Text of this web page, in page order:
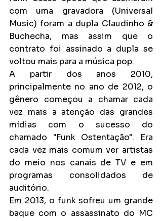
com uma gravadora (Universal
Music) foram a dupla Claudinho &
Buchecha, mas assim que o
contrato foi assinado a dupla se
voltou mais para a música pop.
A partir dos anos 2010,
principalmente no ano de 2012, o
gênero começou a chamar cada
vez mais a atenção das grandes
mídias com o sucesso do
chamado "Funk Ostentação". Era
cada vez mais comum ver artistas
do meio nos canais de TV e em
programas consolidados de
auditório.
Em 2013, o funk sofreu um grande
baque com o assassinato do MC